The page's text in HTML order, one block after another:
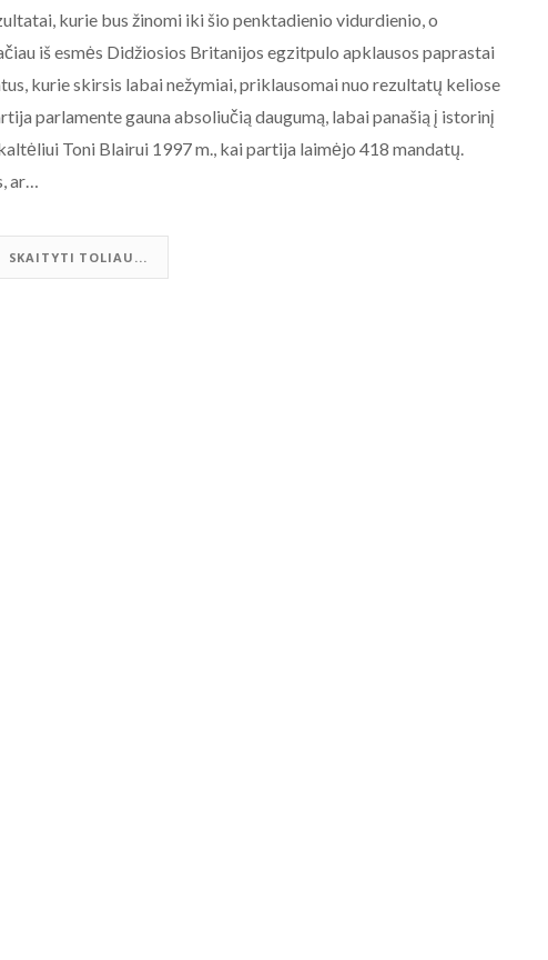
kurie bus žinomi iki šio penktadienio vidurdienio, o
iš esmės Didžiosios Britanijos egzitpulo apklausos paprastai
kurie skirsis labai nežymiai, priklausomai nuo rezultatų keliose
parlamente gauna absoliučią daugumą, labai panašią į istorinį
Toni Blairui 1997 m., kai partija laimėjo 418 mandatų.
ar…
SKAITYTI TOLIAU...
2020-08-19